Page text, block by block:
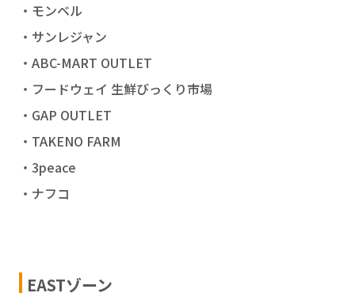
・モンベル
・サンレジャン
・ABC-MART OUTLET
・フードウェイ 生鮮びっくり市場
・GAP OUTLET
・TAKENO FARM
・3peace
・ナフコ
EASTゾーン